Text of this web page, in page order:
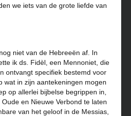
we iets van de grote liefde van
niet van de Hebreeën af. In
ik ds. Fidèl, een Mennoniet, die
ontvangt specifiek bestemd voor
wat in zijn aantekeningen mogen
op allerlei bijbelse begrippen in,
en Nieuwe Verbond te laten
van het geloof in de Messias,